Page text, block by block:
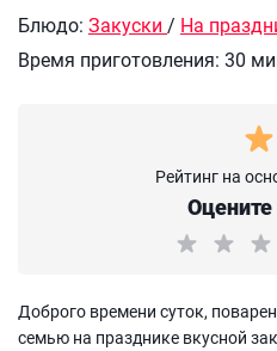
Блюдо: Закуски / На
Время приготовления: 30
Рейтинг на
Доброго времени суток,
семью на празднике вкусной